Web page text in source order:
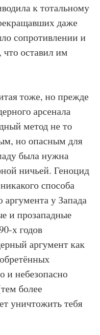
к тотальному
даже
сопротивлении и
что оставил им
тоже, но прежде
арсенала
метод не то
но опасным для
была нужна
ничьей. Геноцид
способа
у Запада
и прозападные
х годов
аргумент как
и небезопасно
более
уничтожить тебя